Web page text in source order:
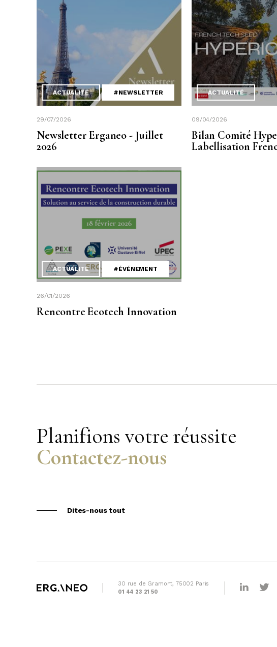
ACTUALITÉ #NEWSLETTER
29/07/2026
Newsletter Erganeo - Juillet
2026
ACTUALITÉ
09/04/2026
Bilan Comité
Labellisation
ACTUALITÉ #ÉVÉNEMENT
26/01/2026
Rencontre Ecotech Innovation
Planifions votre réussite
Contactez-nous
Dites-nous tout
30 rue de Gramont, 75002 Paris
01 44 23 21 50